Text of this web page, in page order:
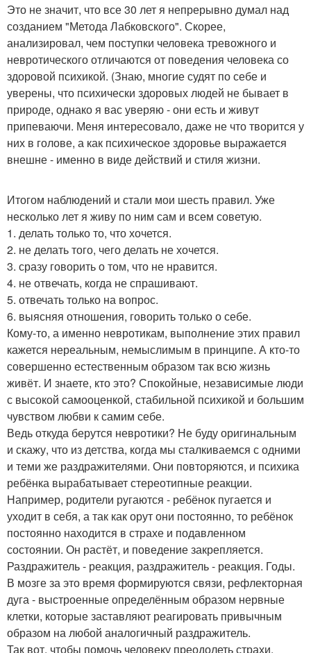
Это не значит, что все 30 лет я непрерывно думал над
созданием "Метода Лабковского". Скорее,
анализировал, чем поступки человека тревожного и
невротического отличаются от поведения человека со
здоровой психикой. (Знаю, многие судят по себе и
уверены, что психически здоровых людей не бывает в
природе, однако я вас уверяю - они есть и живут
припеваючи. Меня интересовало, даже не что творится у
них в голове, а как психическое здоровье выражается
внешне - именно в виде действий и стиля жизни.
Итогом наблюдений и стали мои шесть правил. Уже
несколько лет я живу по ним сам и всем советую.
1. делать только то, что хочется.
2. не делать того, чего делать не хочется.
3. сразу говорить о том, что не нравится.
4. не отвечать, когда не спрашивают.
5. отвечать только на вопрос.
6. выясняя отношения, говорить только о себе.
Кому-то, а именно невротикам, выполнение этих правил
кажется нереальным, немыслимым в принципе. А кто-то
совершенно естественным образом так всю жизнь
живёт. И знаете, кто это? Спокойные, независимые люди
с высокой самооценкой, стабильной психикой и большим
чувством любви к самим себе.
Ведь откуда берутся невротики? Не буду оригинальным
и скажу, что из детства, когда мы сталкиваемся с одними
и теми же раздражителями. Они повторяются, и психика
ребёнка вырабатывает стереотипные реакции.
Например, родители ругаются - ребёнок пугается и
уходит в себя, а так как орут они постоянно, то ребёнок
постоянно находится в страхе и подавленном
состоянии. Он растёт, и поведение закрепляется.
Раздражитель - реакция, раздражитель - реакция. Годы.
В мозге за это время формируются связи, рефлекторная
дуга - выстроенные определённым образом нервные
клетки, которые заставляют реагировать привычным
образом на любой аналогичный раздражитель.
Так вот, чтобы помочь человеку преодолеть страхи,